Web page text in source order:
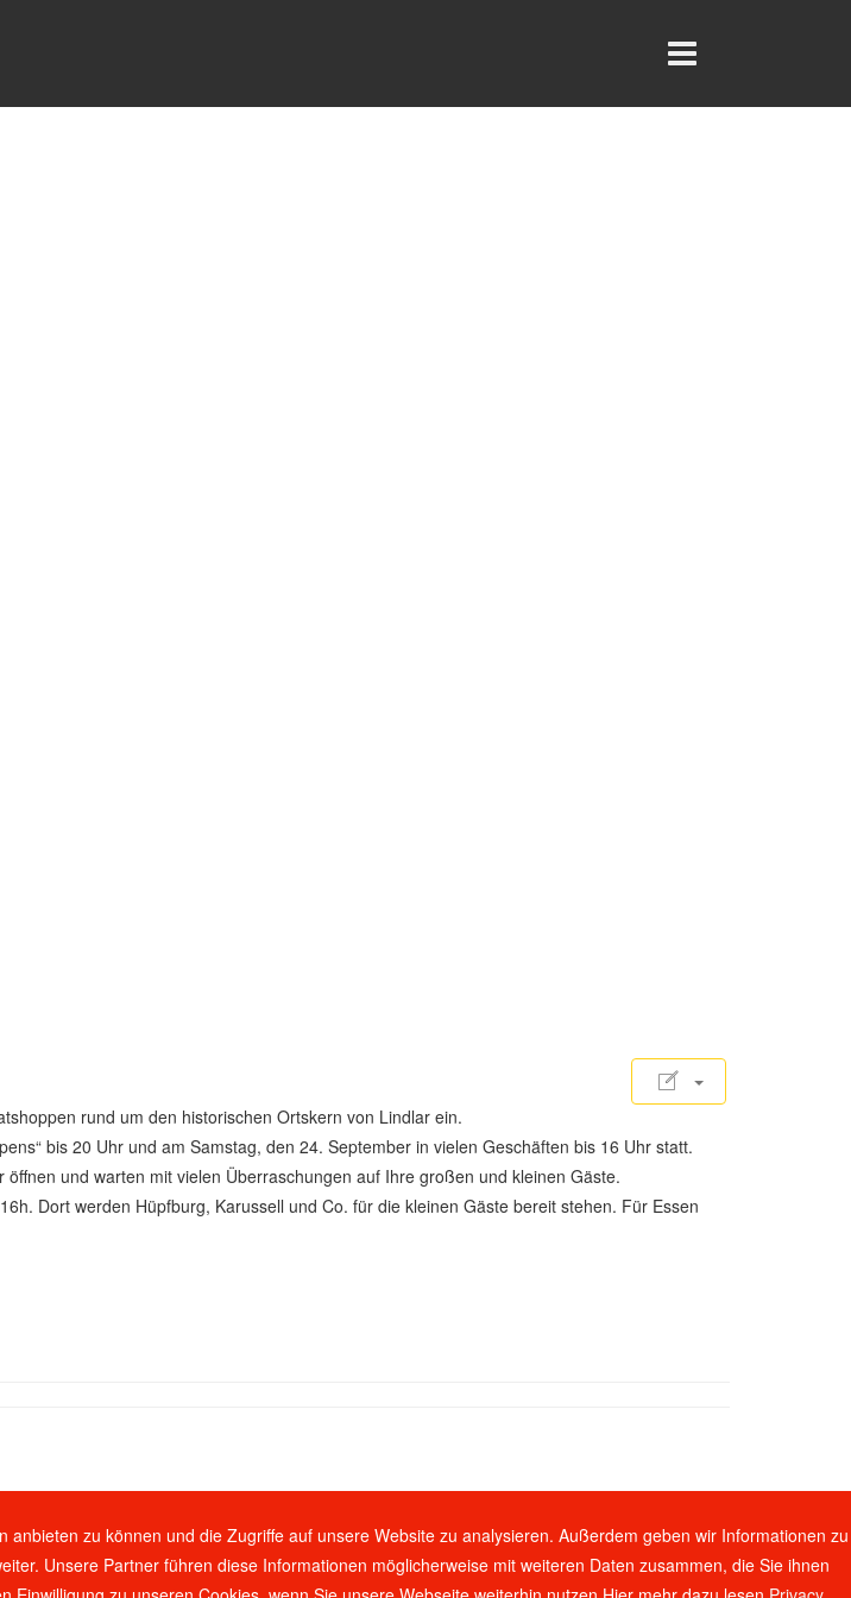
rund um den historischen Ortskern von Lindlar ein.
bis 20 Uhr und am Samstag, den 24. September in vielen Geschäften bis 16 Uhr statt.
öffnen und warten mit vielen Überraschungen auf Ihre großen und kleinen Gäste.
Dort werden Hüpfburg, Karussell und Co. für die kleinen Gäste bereit stehen. Für Essen
zu können und die Zugriffe auf unsere Website zu analysieren. Außerdem geben wir Informationen zu
Unsere Partner führen diese Informationen möglicherweise mit weiteren Daten zusammen, die Sie ihnen